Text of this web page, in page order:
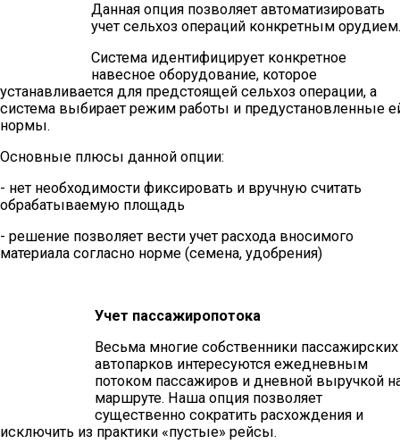
Данная опция позволяет автоматизировать
учет сельхоз операций конкретным орудием.
Система идентифицирует конкретное
навесное оборудование, которое
устанавливается для предстоящей сельхоз операции, а
система выбирает режим работы и предустановленные
нормы.
Основные плюсы данной опции:
- нет необходимости фиксировать и вручную считать
обрабатываемую площадь
- решение позволяет вести учет расхода вносимого
материала согласно норме (семена, удобрения)
Учет пассажиропотока
Весьма многие собственники пассажирских
автопарков интересуются ежедневным
потоком пассажиров и дневной выручкой
маршруте. Наша опция позволяет
существенно сократить расхождения и
исключить из практики «пустые» рейсы.